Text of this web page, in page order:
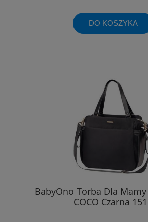
DO KOSZYKA
BabyOno Torba Dla
COCO Czarna